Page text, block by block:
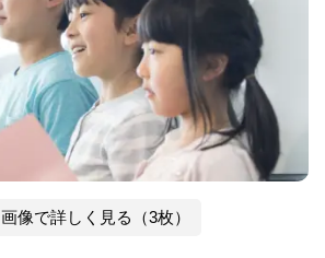
画像で詳しく見る（3枚）